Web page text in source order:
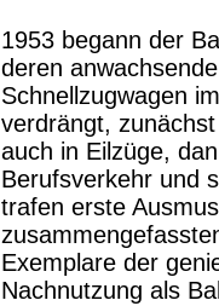
1953 begann der
deren
Schnellzugwagen
verdrängt,
auch in Eilzüge,
Berufsverkehr und
trafen erste
Exemplare der
Nachnutzung als